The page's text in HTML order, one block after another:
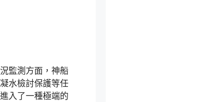
況監測方面，神船
水檢討保護等任
入了一種極端的